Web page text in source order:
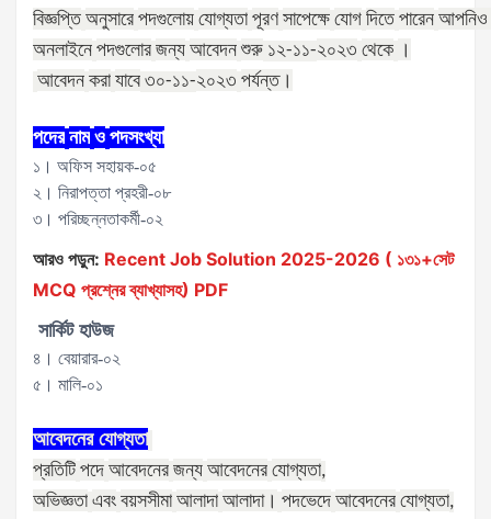
বিজ্ঞপ্তি অনুসারে পদগুলোয় যোগ্যতা পূরণ সাপেক্ষে যোগ দিতে পারেন
অনলাইনে পদগুলোর জন্য আবেদন শুরু ১২-১১-২০২৩ থেকে ।
আবেদন করা যাবে ৩০-১১-২০২৩ পর্যন্ত।
পদের নাম ও পদসংখ্যা
১। অফিস সহায়ক-০৫
২। নিরাপত্তা প্রহরী-০৮
৩। পরিচ্ছন্নতাকর্মী-০২
আরও পড়ুন: Recent Job Solution 2025-2026 ( ১৩১+সেট
MCQ প্রশ্নের ব্যাখ্যাসহ) PDF
সার্কিট হাউজ
৪। বেয়ারার-০২
৫। মালি-০১
আবেদনের যোগ্যতা
প্রতিটি পদে আবেদনের জন্য আবেদনের যোগ্যতা,
অভিজ্ঞতা এবং বয়সসীমা আলাদা আলাদা। পদভেদে আবেদনের যোগ্যতা,